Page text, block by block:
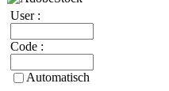
User :
Code :
Automatisch